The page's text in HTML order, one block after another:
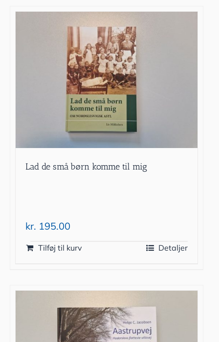
Lad de små børn komme til mig
kr. 195.00
Tilføj til kurv Detaljer